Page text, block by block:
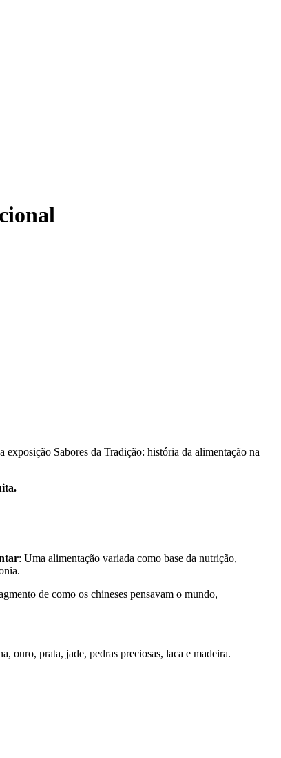
Sabores da Tradição: história da alimentação na
: Uma alimentação variada como base da nutrição,
de como os chineses pensavam o mundo,
ouro, prata, jade, pedras preciosas, laca e madeira.